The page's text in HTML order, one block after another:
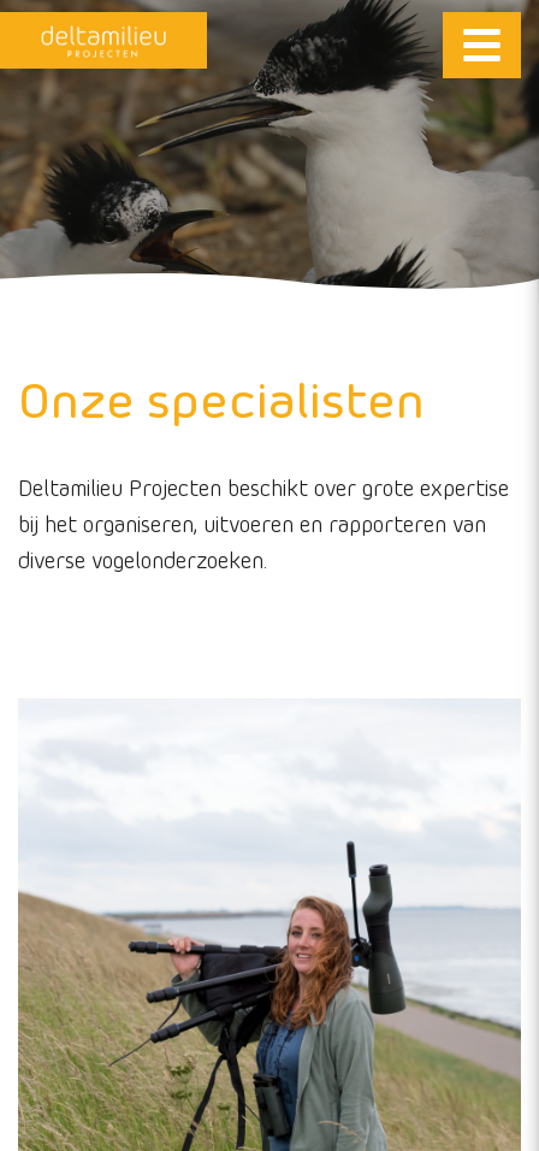
Onze specialisten
Deltamilieu Projecten beschikt over grote expertise
bij het organiseren, uitvoeren en rapporteren van
diverse vogelonderzoeken.